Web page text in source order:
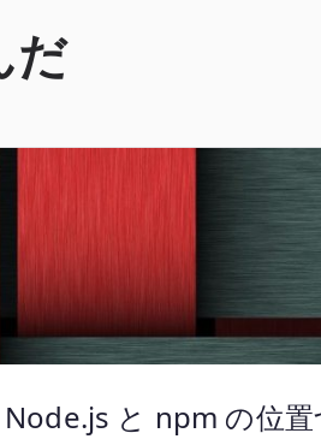
だ
と npm の位置